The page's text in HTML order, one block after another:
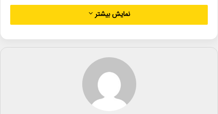
در صفحات ابتدایی به مادرانشان تقدیم کرده‌اند.
Wick) در کامیک-کان این تقدیرنامه را چنین خواند: «تقدیم به
مادرانمان: به خاطر زندگی، قصه‌گویی و عشق.» پس از این تقدیرنامه،
حضار ریوز را تشویق کردند.
ریوز در سال‌های گذشته نیز چندین مرتبه از مادرش، «پاتریشا تیلور»
نمایش بیشتر